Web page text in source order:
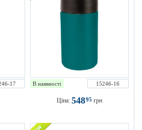
17 В наявності 15246-16
Ціна: 54895 грн